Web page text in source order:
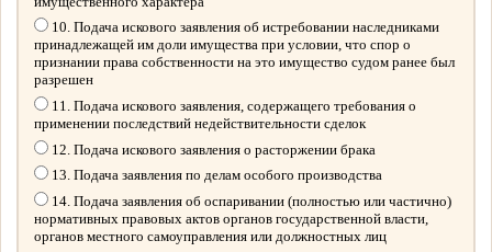
10. Подача искового заявления об истребовании наследниками
принадлежащей им доли имущества при условии, что спор о
признании права собственности на это имущество судом ранее был
разрешен
11. Подача искового заявления, содержащего требования о
применении последствий недействительности сделок
12. Подача искового заявления о расторжении брака
13. Подача заявления по делам особого производства
14. Подача заявления об оспаривании (полностью или частично)
нормативных правовых актов органов государственной власти,
органов местного самоуправления или должностных лиц